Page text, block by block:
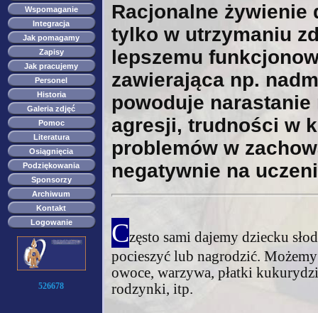
Wspomaganie
Integracja
Jak pomagamy
Zapisy
Jak pracujemy
Personel
Historia
Galeria zdjęć
Pomoc
Literatura
Osiągnięcia
Podziękowania
Sponsorzy
Archiwum
Kontakt
Logowanie
526678
Racjonalne żywienie
tylko w utrzymaniu
lepszemu
zawierająca np.
powoduje
agresji, trudności w
problemów w
negatywnie na
Często sami dajemy dziecku
pocieszyć lub nagrodzić.
owoce, warzywa, płatki
rodzynki, itp.